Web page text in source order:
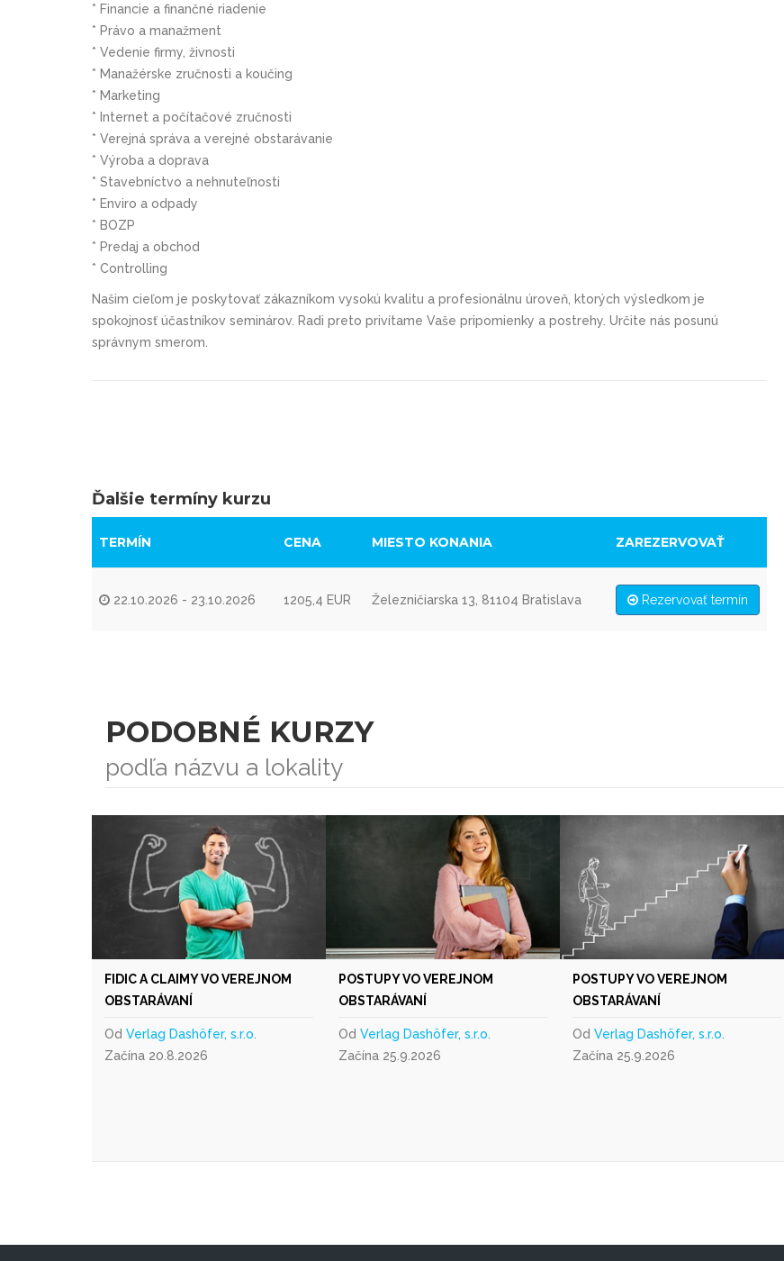
* Financie a finančné riadenie
* Právo a manažment
* Vedenie firmy, živnosti
* Manažérske zručnosti a koučing
* Marketing
* Internet a počítačové zručnosti
* Verejná správa a verejné obstarávanie
* Výroba a doprava
* Stavebníctvo a nehnuteľnosti
* Enviro a odpady
* BOZP
* Predaj a obchod
* Controlling
Našim cieľom je poskytovať zákazníkom vysokú kvalitu a profesionálnu úroveň, ktorých výsledkom je
spokojnosť účastníkov seminárov. Radi preto privítame Vaše pripomienky a postrehy. Určite nás posunú
správnym smerom.
Ďalšie termíny kurzu
TERMÍN CENA MIESTO KONANIA ZAREZERVOVAŤ
22.10.2026 - 23.10.2026 1205,4 EUR Železničiarska 13, 81104 Bratislava Rezervovať termín
PODOBNÉ KURZY
podľa názvu a lokality
FIDIC A CLAIMY VO VEREJNOM
OBSTARÁVANÍ
Od Verlag Dashöfer, s.r.o.
Začína 20.8.2026
POSTUPY VO VEREJNOM
OBSTARÁVANÍ
Od Verlag Dashöfer, s.r.o.
Začína 25.9.2026
POSTUPY VO VEREJNOM
OBSTARÁVANÍ
Od Verlag Dashöfer, s.r.o.
Začína 25.9.2026